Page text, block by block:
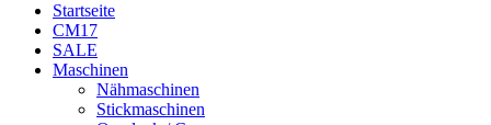
Startseite
CM17
SALE
Maschinen
Nähmaschinen
Stickmaschinen